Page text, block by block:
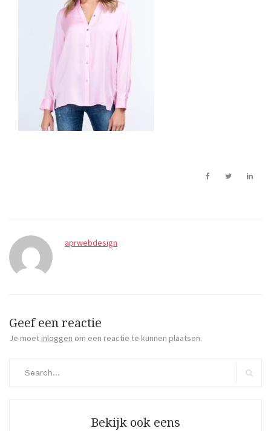
aprwebdesign
Geef een reactie
Je moet inloggen om een reactie te kunnen plaatsen.
Bekijk ook eens